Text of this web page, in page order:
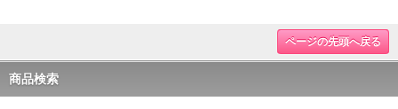
ページの先頭へ戻る
商品検索